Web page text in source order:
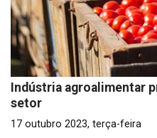
Indústria agroalimentar
setor
17 outubro 2023, terça-feira